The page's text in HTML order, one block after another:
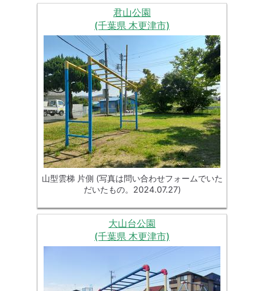
君山公園
(千葉県 木更津市)
山型雲梯 片側 (写真は問い合わせフォームでいた
だいたもの。2024.07.27)
大山台公園
(千葉県 木更津市)